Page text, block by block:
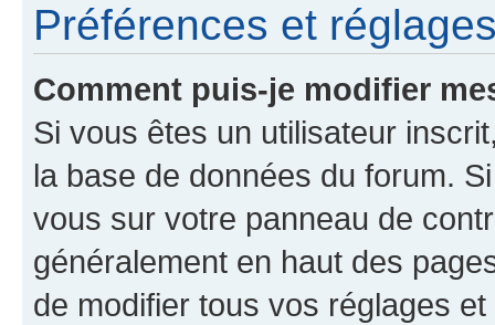
Préférences et
Comment puis-je modifier
Si vous êtes un utilisateur
la base de données du forum.
vous sur votre panneau de
généralement en haut des
de modifier tous vos réglages